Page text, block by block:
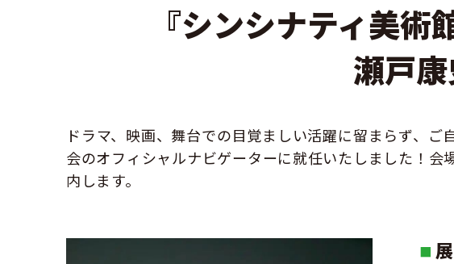
『シンシナティ美
瀬戸
ドラマ、映画、舞台での目覚ましい活躍に留まらず、
会のオフィシャルナビゲーターに就任いたしました！
内します。
■